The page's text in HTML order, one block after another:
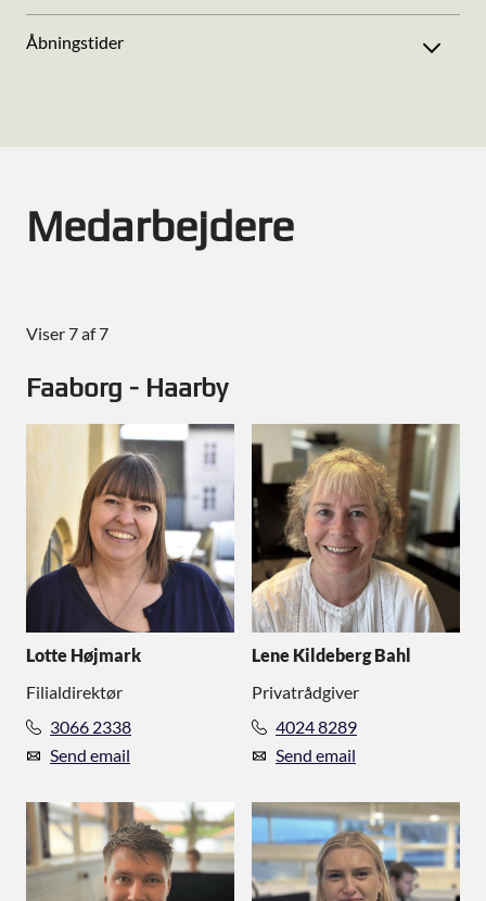
Åbningstider
Medarbejdere
Viser 7 af 7
Faaborg - Haarby
Lotte Højmark
Filialdirektør
3066 2338
Send email
Lene Kildeberg Bahl
Privatrådgiver
4024 8289
Send email